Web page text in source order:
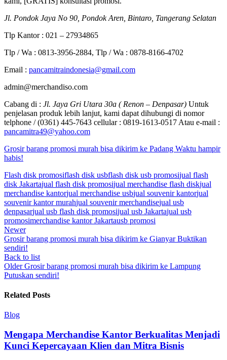
Jl. Pondok Jaya No 90, Pondok Aren, Bintaro, Tangerang Selatan
Tlp Kantor : 021 – 27934865
Tlp / Wa : 0813-3956-2884, Tlp / Wa : 0878-8166-4702
Email : pancamitraindonesia@gmail.com
admin@merchandiso.com
Cabang di : Jl. Jaya Gri Utara 30a ( Renon – Denpasar) Untuk
penjelasan produk lebih lanjut, kami dapat dihubungi di nomor
telphone / (0361) 445-7643 cellular : 0819-1613-0517 Atau e-mail :
pancamitra49@yahoo.com
Grosir barang promosi murah bisa dikirim ke Padang Waktu hampir
habis!
Flash disk promosiflash disk usbflash disk usb promosijual flash
disk Jakartajual flash disk promosijual merchandise flash diskjual
merchandise kantorjual merchandise usbjual souvenir kantorjual
souvenir kantor murahjual souvenir merchandisejual usb
denpasarjual usb flash disk promosijual usb Jakartajual usb
promosimerchandise kantor Jakartausb promosi
Newer
Grosir barang promosi murah bisa dikirim ke Gianyar Buktikan
sendiri!
Back to list
Older Grosir barang promosi murah bisa dikirim ke Lampung
Putuskan sendiri!
Related Posts
Blog
Mengapa Merchandise Kantor Berkualitas Menjadi
Kunci Kepercayaan Klien dan Mitra Bisnis